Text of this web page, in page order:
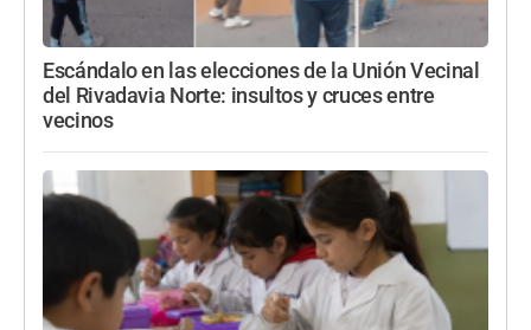
Escándalo en las elecciones de la Unión Vecinal
del Rivadavia Norte: insultos y cruces entre
vecinos